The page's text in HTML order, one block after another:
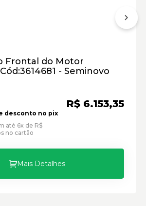
Frontal do Motor
- Seminovo
R$ 6.153,35
desconto no pix
até 6x de R$
no cartão
Mais Detalhes